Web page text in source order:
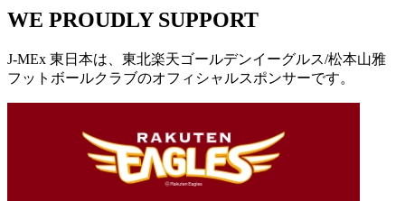
WE PROUDLY SUPPORT
J-MEx 東日本は、東北楽天ゴールデンイーグルス/松本山雅
フットボールクラブのオフィシャルスポンサーです。